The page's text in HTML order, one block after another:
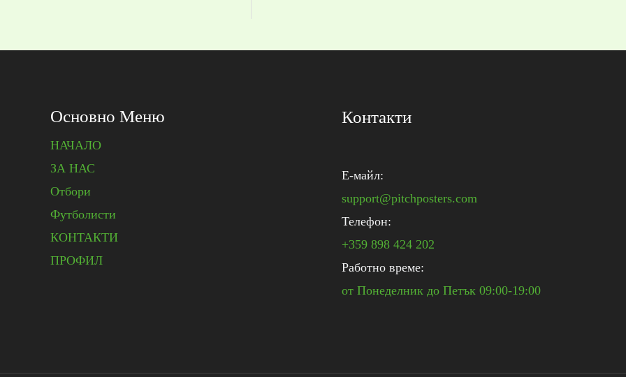
Основно Меню
НАЧАЛО
ЗА НАС
Отбори
Футболисти
КОНТАКТИ
ПРОФИЛ
Контакти
E-майл:
support@pitchposters.com
Телефон:
+359 898 424 202
Работно време:
от Понеделник до Петък 09:00-19:00